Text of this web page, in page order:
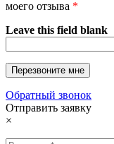
моего отзыва *
Leave this field blank
Обратный звонок
Отправить заявку
×